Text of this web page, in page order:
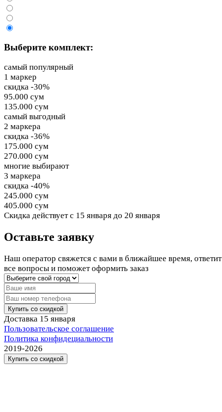
Выберите комплект:
самый популярный
1 маркер
скидка -30%
95.000 сум
135.000 сум
самый выгодный
2 маркера
скидка -36%
175.000 сум
270.000 сум
многие выбирают
3 маркера
скидка -40%
245.000 сум
405.000 сум
Cкидка действуетс 15 января до 20 января
Оставьте заявку
Наш оператор свяжется с вами в ближайшее время,
все вопросы и поможет оформить заказ
Купить со скидкой
Доставка 15 января
Пользовательское соглашение
Политика конфидециальности
2019-2026
Купить со скидкой